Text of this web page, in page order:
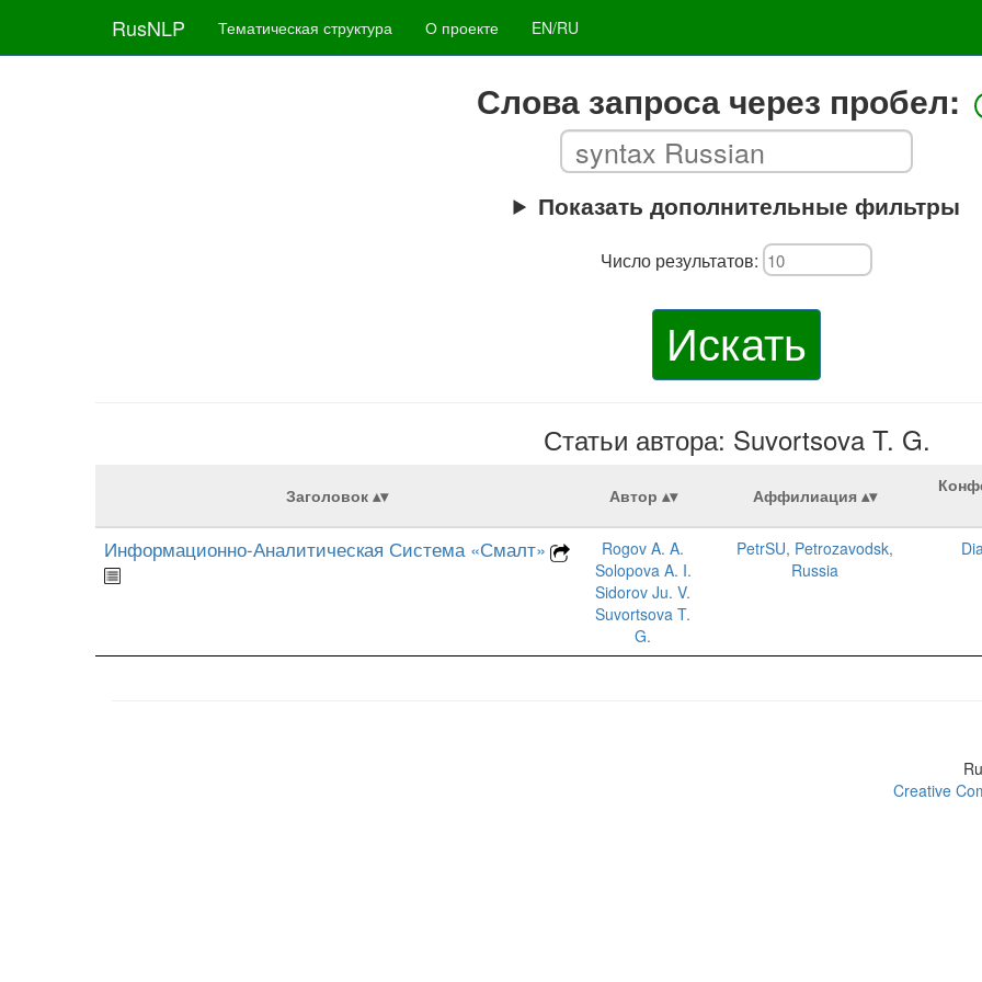
RusNLP Тематическая структура О проекте EN/RU
Слова запроса через пробел:
Показать дополнительные фильтры
Число результатов:
Искать
Статьи автора: Suvortsova T. G.
Заголовок Автор Аффилиация
Информационно-Аналитическая Система «Смалт»
Rogov A. A.
Solopova A. I.
Sidorov Ju. V.
Suvortsova T.
G.
PetrSU, Petrozavodsk,
Russia
Creative